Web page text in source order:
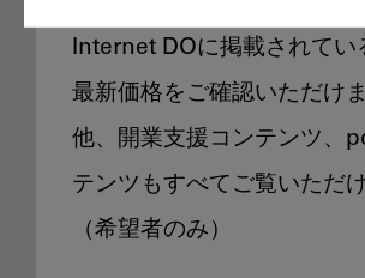
Internet DOに掲載されてい
最新価格をご確認いただけ
他、開業支援コンテンツ、
テンツもすべてご覧いただけ
（希望者のみ）